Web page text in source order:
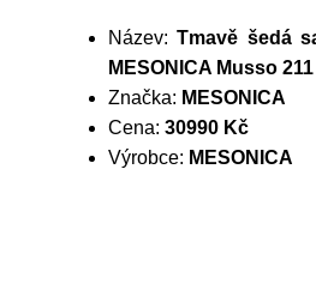
Název:Tmavě šedá
MESONICA Musso
Značka: MESONICA
Cena: 30990 Kč
Výrobce: MESONICA